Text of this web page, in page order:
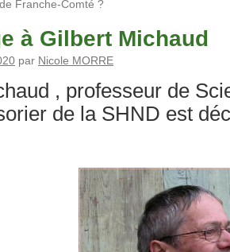
Franche-Comté ?
à Gilbert Michaud
par Nicole MORRE
, professeur de
de la SHND est